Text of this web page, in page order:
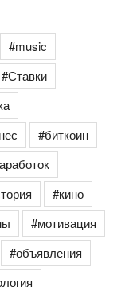
#music
#Ставки
#биткоин
#кино
#мотивация
#объявления